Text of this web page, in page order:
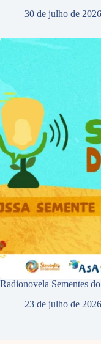
30 de julho de 2026
Radionovela Sementes
23 de julho de 2026